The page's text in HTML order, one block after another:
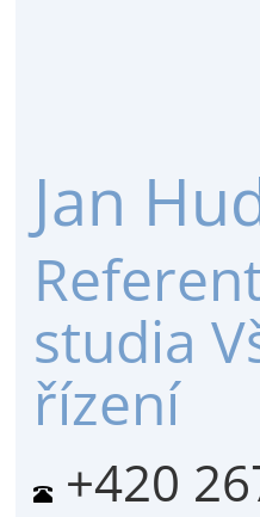
Jan
studia
řízení
+420